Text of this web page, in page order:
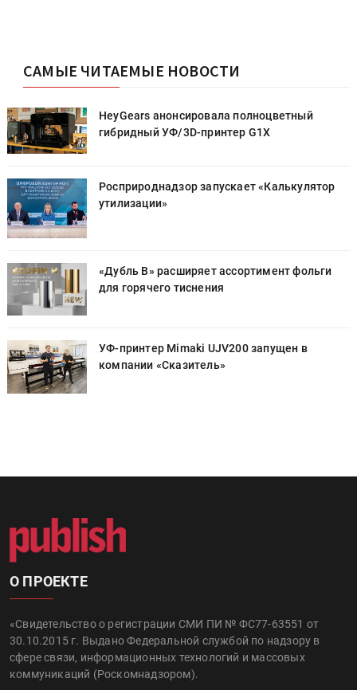
САМЫЕ ЧИТАЕМЫЕ НОВОСТИ
HeyGears анонсировала полноцветный
гибридный УФ/3D-принтер G1X
Росприроднадзор запускает «Калькулятор
утилизации»
«Дубль В» расширяет ассортимент фольги
для горячего тиснения
УФ-принтер Mimaki UJV200 запущен в
компании «Сказитель»
О ПРОЕКТЕ
«Свидетельство о регистрации СМИ ПИ № ФС77-63551 от
30.10.2015 г. Выдано Федеральной службой по надзору в
сфере связи, информационных технологий и массовых
коммуникаций (Роскомнадзором).